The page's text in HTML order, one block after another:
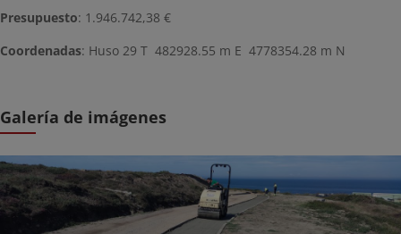
Presupuesto: 1.946.742,38 €
Coordenadas: Huso 29 T 482928.55 m E 4778354.28 m N
Galería de imágenes